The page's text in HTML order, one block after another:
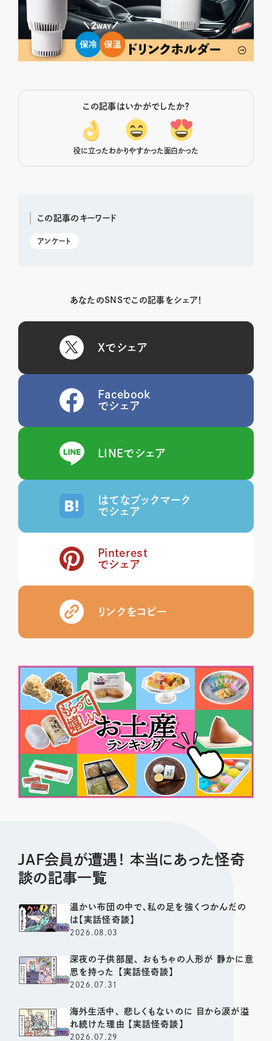
この記事はいかがでしたか？
役に立ったわかりやすかった面白かった
この記事のキーワード
アンケート
あなたのSNSでこの記事をシェア！
Xでシェア
Facebook
でシェア
LINEでシェア
はてなブックマーク
でシェア
Pinterest
でシェア
リンクをコピー
JAF会員が遭遇！ 本当にあった怪奇
談の記事一覧
温かい布団の中で、私の足を強くつかんだの
は【実話怪奇談】
2026.08.03
深夜の子供部屋、 おもちゃの人形が 静かに意
思を持った 【実話怪奇談】
2026.07.31
海外生活中、 悲しくもないのに 目から涙が溢
れ続けた理由 【実話怪奇談】
2026.07.29